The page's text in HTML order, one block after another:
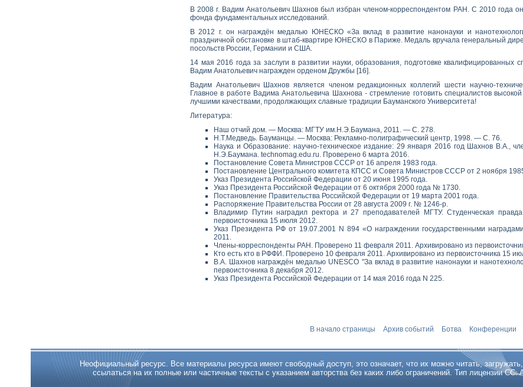
В 2008 г. Вадим Анатольевич Шахнов был избран членом-корреспондентом РАН. С 2010 года
фонда фундаментальных исследований.
В 2012 г. он награждён медалью ЮНЕСКО «За вклад в развитие нанонауки и
праздничной обстановке в штаб-квартире ЮНЕСКО в Париже. Медаль вручала генеральный
посольств России, Германии и США.
14 мая 2016 года за заслуги в развитии науки, образования, подготовке квалифицированных
Вадим Анатольевич награжден орденом Дружбы [16].
Вадим Анатольевич Шахнов является членом редакционных коллегий шести научно-
Главное в работе Вадима Анатольевича Шахнова - стремление готовить специалистов
лучшими качествами, продолжающих славные традиции Бауманского Университета!
Литература:
Наш отчий дом. — Москва: МГТУ им.Н.Э.Баумана, 2011. — С. 278.
Н.Т.Медведь. Бауманцы. — Москва: Рекламно-полиграфический центр, 1998. — С. 76.
Наука и Образование: научно-техническое издание: 29 января 2016 год Шахнов В.А.,
Н.Э.Баумана. technomag.edu.ru. Проверено 6 марта 2016.
Постановление Совета Министров СССР от 16 апреля 1983 года.
Постановление Центрального комитета КПСС и Совета Министров СССР от 2 ноября
Указ Президента Российской Федерации от 20 июня 1995 года.
Указ Президента Российской Федерации от 6 октября 2000 года № 1730.
Постановление Правительства Российской Федерации от 19 марта 2001 года.
Распоряжение Правительства России от 28 августа 2009 г. № 1246-р.
Владимир Путин наградил ректора и 27 преподавателей МГТУ. Студенческая
первоисточника 15 июля 2012.
Указ Президента РФ от 19.07.2001 N 894 «О награждении государственными
2011.
Члены-корреспонденты РАН. Проверено 11 февраля 2011. Архивировано из
Кто есть кто в РФФИ. Проверено 10 февраля 2011. Архивировано из первоисточника 15
В.А. Шахнов награждён медалью UNESCO "За вклад в развитие нанонауки и
первоисточника 8 декабря 2012.
Указ Президента Российской Федерации от 14 мая 2016 года N 225.
В начало страницы Архив событий Ботва Конференции
Неофициальный ресурс. Все материалы ресурса имеют свободный доступ, это означает, что их можно читать, загружать,
ссылаться на их полные или частичные тексты с указанием авторства без каких либо ограничений. Тип лицензии